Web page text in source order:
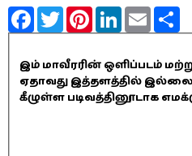
FacebookTwitterPinterestLinkedInEmail
இம் மாவீரரின் ஒளிப்படம்
ஏதாவது இத்தளத்தில்
கீழுள்ள படிவத்தினூடாக